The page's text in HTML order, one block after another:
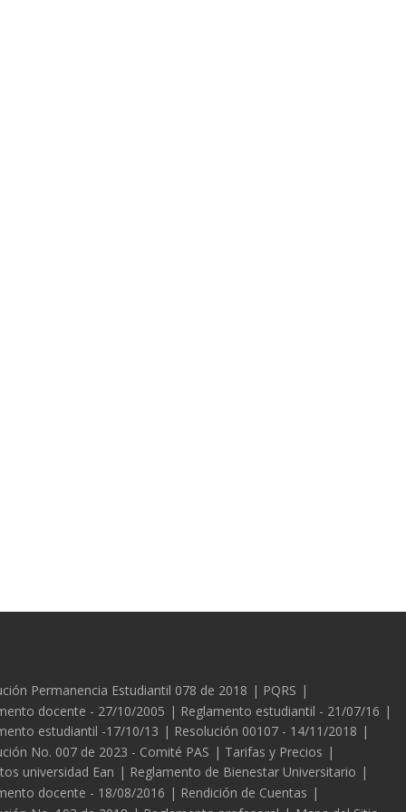
Permanencia Estudiantil 078 de 2018
PQRS
docente - 27/10/2005
Reglamento estudiantil - 21/07/16
estudiantil -17/10/13
Resolución 00107 - 14/11/2018
No. 007 de 2023 - Comité PAS
Tarifas y Precios
universidad Ean
Reglamento de Bienestar Universitario
docente - 18/08/2016
Rendición de Cuentas